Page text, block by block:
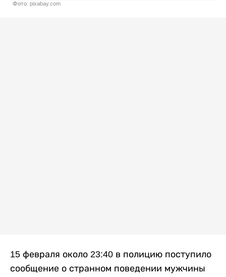
Фото: pixabay.com
15 февраля около 23:40 в полицию поступило
сообщение о странном поведении мужчины